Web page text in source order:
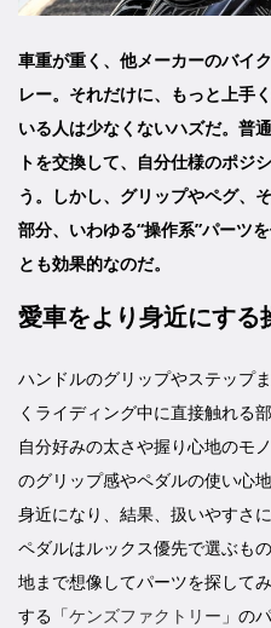
車重が重く、他メーカーのバイ
レー。それだけに、もっと上手
いる人は少なくないハズだ。普
トを交換して、自分仕様のポジ
う。しかし、グリップやペグ、
部分、いわゆる“操作系”パーツ
とも効果的なのだ。
愛車をより身近にする
ハンドルのグリップやステップ
くライディング中に直接触れる
自分好みの太さや握り心地のモ
のグリップ感やペダルの使い心
身近になり、結果、扱いやすさ
ペダルはルックス優先で選ぶも
地まで想像してパーツを探して
する「ケンズファクトリー 」の